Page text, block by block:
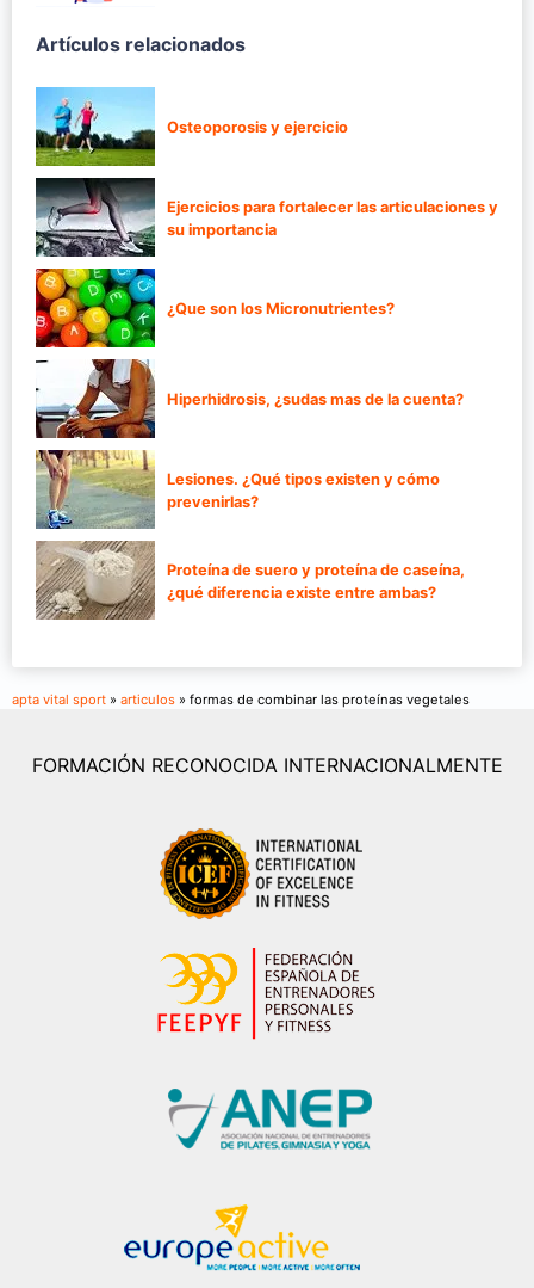
Artículos relacionados
Osteoporosis y ejercicio
Ejercicios para fortalecer las articulaciones y
su importancia
¿Que son los Micronutrientes?
Hiperhidrosis, ¿sudas mas de la cuenta?
Lesiones. ¿Qué tipos existen y cómo
prevenirlas?
Proteína de suero y proteína de caseína,
¿qué diferencia existe entre ambas?
apta vital sport » articulos » formas de combinar las proteínas vegetales
FORMACIÓN RECONOCIDA INTERNACIONALMENTE